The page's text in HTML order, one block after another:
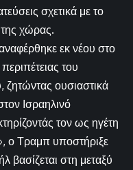
σχετικά με το
χώρας.
εκ νέου στο
του
ζητώντας ουσιαστικά
Ισραηλινό
τον ως ηγέτη
ο Τραμπ υποστήριξε
βασίζεται στη μεταξύ